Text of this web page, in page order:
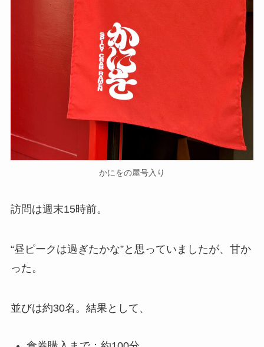
かにをの屋号入り
訪問は週末15時前。
“昼ピークは過ぎたかな”と思っていましたが、甘か
った。
並びは約30名。結果として、